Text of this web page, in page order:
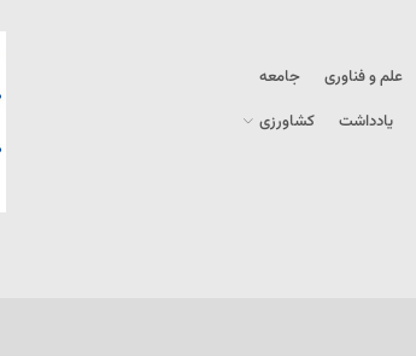
علم و فناوری
جامعه
یادداشت
کشاورزی